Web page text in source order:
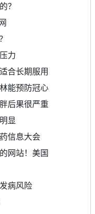
？
力
合长期服用
能预防冠心
后果很严重
显
信息大会
网站！美国
病风险